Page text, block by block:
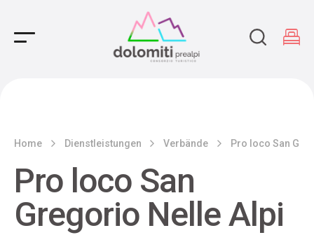
Main Navigation
Home Dienstleistungen Verbände Pro loco San
Pro loco San
Gregorio Nelle Alpi